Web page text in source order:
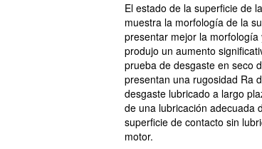
El estado de la superficie de
muestra la morfología de la
presentar mejor la
produjo un aumento
prueba de desgaste en seco
presentan una rugosidad Ra
desgaste lubricado a largo
de una lubricación adecuada
superficie de contacto sin
motor.